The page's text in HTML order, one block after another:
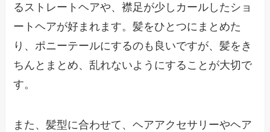
るストレートヘアや、襟足が少しカールしたショ
ートヘアが好まれます。髪をひとつにまとめた
り、ポニーテールにするのも良いですが、髪をき
ちんとまとめ、乱れないようにすることが大切で
す。
また、髪型に合わせて、ヘアアクセサリーやヘア